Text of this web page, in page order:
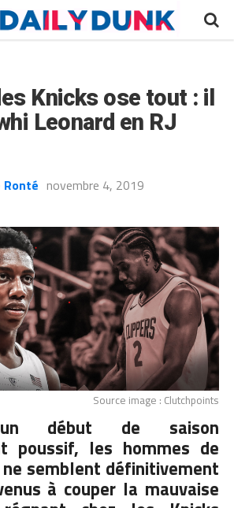
Knicks ose tout : il
Leonard en RJ
novembre 4, 2019
Source image : Clutchpoints
début de saison
poussif, les hommes de
ne semblent définitivement
à couper la mauvaise